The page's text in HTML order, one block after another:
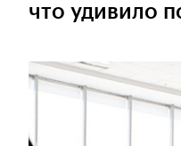
что удивило